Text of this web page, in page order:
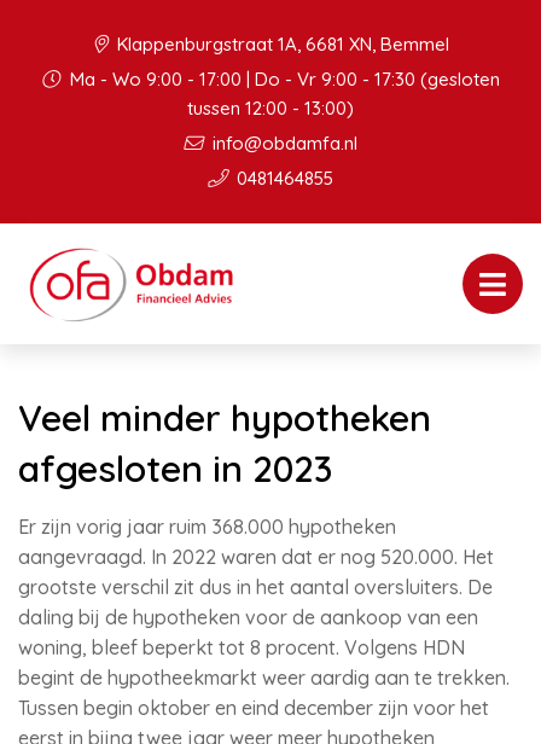
Klappenburgstraat 1A, 6681 XN, Bemmel
Ma - Wo 9:00 - 17:00 | Do - Vr 9:00 - 17:30 (gesloten
tussen 12:00 - 13:00)
info@obdamfa.nl
0481464855
Veel minder hypotheken
afgesloten in 2023
Er zijn vorig jaar ruim 368.000 hypotheken
aangevraagd. In 2022 waren dat er nog 520.000. Het
grootste verschil zit dus in het aantal oversluiters. De
daling bij de hypotheken voor de aankoop van een
woning, bleef beperkt tot 8 procent. Volgens HDN
begint de hypotheekmarkt weer aardig aan te trekken.
Tussen begin oktober en eind december zijn voor het
eerst in bijna twee jaar weer meer hypotheken